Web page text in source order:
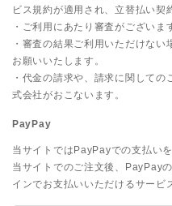
ビス規約が適用され、立替払い契
・ご利用にあたり審査がございま
・審査の結果ご利用いただけな
お願いいたします。
・代金の請求や、請求に関して
式会社がおこないます。
PayPay
当サイトではPayPayでの支払い
当サイトでのご注文後、PayPay
インでお支払いいただけるサービ